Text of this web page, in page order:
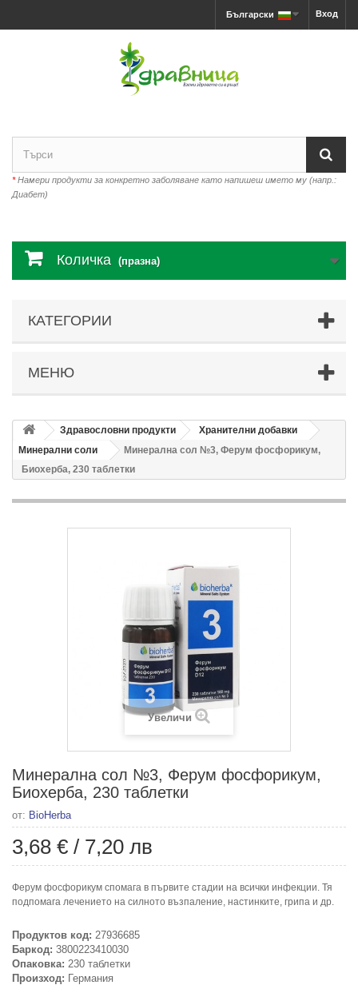
Вход
Български
*Намери продукти за конкретно заболяване като напишеш името му (напр.:
Диабет)
Количка (празна)
КАТЕГОРИИ
МЕНЮ
Здравословни продукти
Хранителни добавки
Минерални соли
Минерална сол №3, Ферум фосфорикум,
Биохерба, 230 таблетки
Увеличи
Минерална сол №3, Ферум фосфорикум,
Биохерба, 230 таблетки
от: BioHerba
3,68 € / 7,20 лв
Ферум фосфорикум спомага в първите стадии на всички инфекции. Тя
подпомага лечението на силното възпалeние, настинките, грипа и др.
Продуктов код: 27936685
Баркод: 3800223410030
Опаковка: 230 таблетки
Произход: Германия